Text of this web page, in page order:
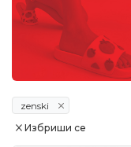
zenski
Избриши се